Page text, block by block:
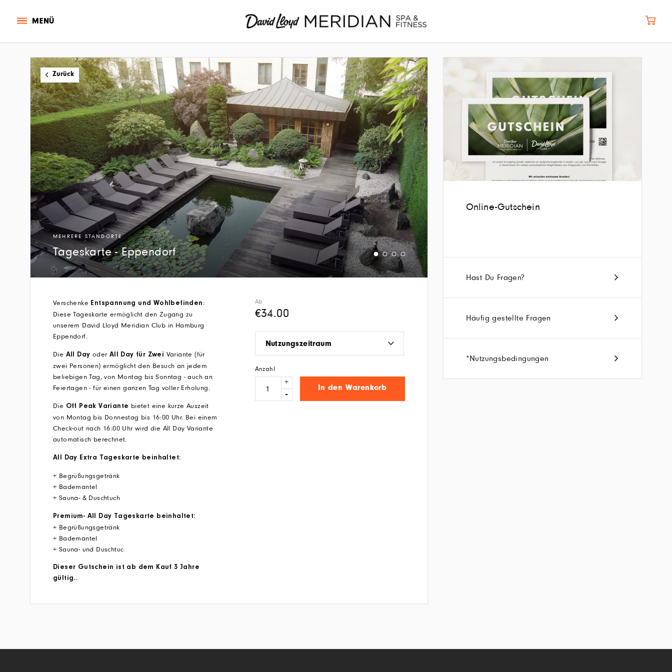
MENÜ
Zurück
MEHRERE STANDORTE
Tageskarte - Eppendorf
Verschenke Entspannung und Wohlbefinden :
Diese Tageskarte ermöglicht den Zugang zu
unserem David Lloyd Meridian Club in Hamburg
Eppendorf.
Die All Day oder All Day für Zwei Variante (für
zwei Personen) ermöglicht den Besuch an jedem
beliebigen Tag, von Montag bis Sonntag - auch an
Feiertagen - für einen ganzen Tag voller Erholung.
Die Off Peak Variante bietet eine kurze Auszeit
von Montag bis Donnestag bis 16:00 Uhr. Bei einem
Check-out nach 16:00 Uhr wird die All Day Variante
automatisch berechnet.
All Day Extra Tageskarte beinhaltet:
+ Begrüßungsgetränk
+ Bademantel
+ Sauna- & Duschtuch
Premium- All Day Tageskarte beinhaltet:
+ Begrüßungsgetränk
+ Bademantel
+ Sauna- und Duschtuc
Dieser Gutschein ist ab dem Kauf 3 Jahre
gültig..
Ab
€34.00
Nutzungszeitraum
Anzahl
+
- In den Warenkorb
Online-Gutschein
Hast Du Fragen?
Häufig gestellte Fragen
*Nutzungsbedingungen